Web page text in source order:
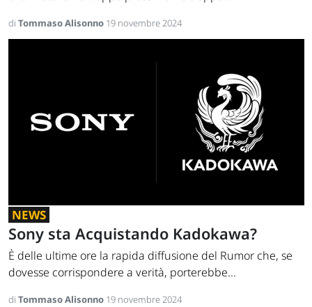
di Tommaso Alisonno 19 novembre 2024
NEWS
Sony sta Acquistando Kadokawa?
È delle ultime ore la rapida diffusione del Rumor che, se
dovesse corrispondere a verità, porterebbe...
di Tommaso Alisonno 19 novembre 2024